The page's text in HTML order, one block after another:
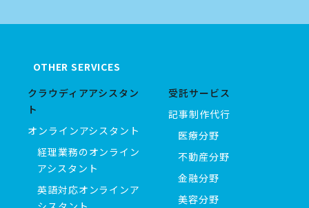
OTHER SERVICES
クラウディアアシスタン
ト
オンラインアシスタント
経理業務のオンライン
アシスタント
英語対応オンラインア
受託サービス
記事制作代行
医療分野
不動産分野
金融分野
美容分野